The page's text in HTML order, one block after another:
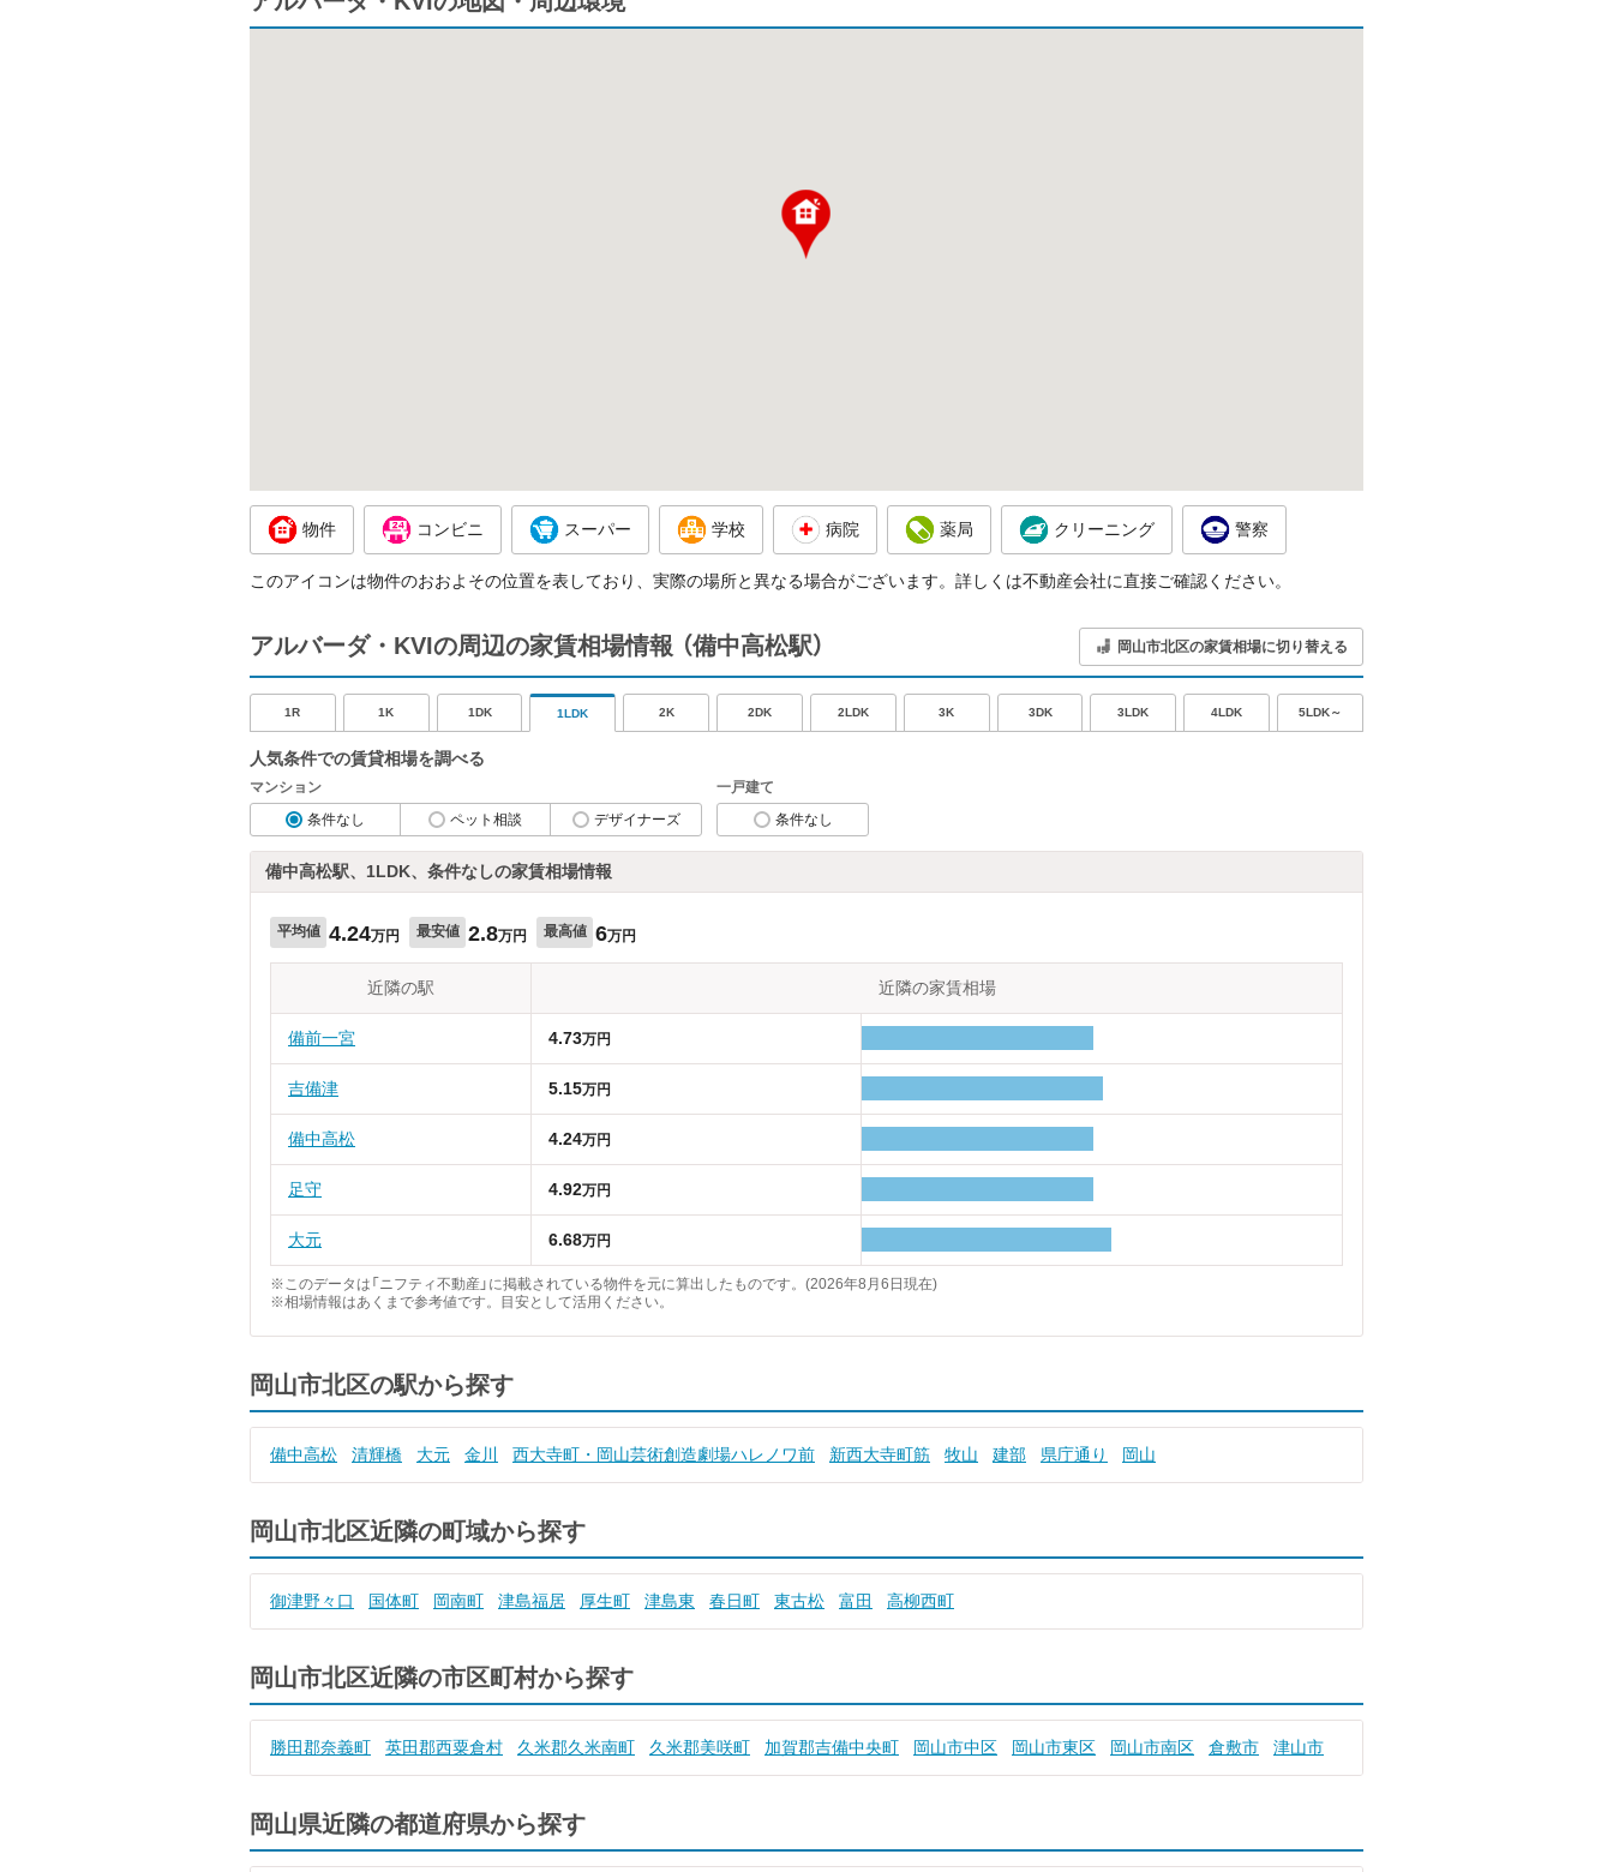
物件 コンビニ スーパー 学校 病院 薬局 クリーニング 警察
このアイコンは物件のおおよその位置を表しており、実際の場所と異なる場合がございます。詳しくは不動産会社に直接ご確認ください。
アルバーダ・KVIの周辺の家賃相場情報 （備中高松駅） 岡山市北区の家賃相場に切り替える
1R 1K 1DK 1LDK 2K 2DK 2LDK 3K 3DK 3LDK 4LDK 5LDK～
人気条件での賃貸相場を調べる
マンション
条件なし
ペット相談 デザイナーズ
一戸建て
条件なし
備中高松駅、1LDK、条件なしの家賃相場情報
平均値 4.24万円 最安値 2.8万円 最高値 6万円
近隣の駅 近隣の家賃相場
備前一宮 4.73万円
吉備津 5.15万円
備中高松 4.24万円
足守 4.92万円
大元 6.68万円
※このデータは「ニフティ不動産」に掲載されている物件を元に算出したものです。(2026年8月6日現在)
※相場情報はあくまで参考値です。目安として活用ください。
岡山市北区の駅から探す
備中高松 清輝橋 大元 金川 西大寺町・岡山芸術創造劇場ハレノワ前 新西大寺町筋 牧山 建部 県庁通り 岡山
岡山市北区近隣の町域から探す
御津野々口 国体町 岡南町 津島福居 厚生町 津島東 春日町 東古松 富田 高柳西町
岡山市北区近隣の市区町村から探す
勝田郡奈義町 英田郡西粟倉村 久米郡久米南町 久米郡美咲町 加賀郡吉備中央町 岡山市中区 岡山市東区 岡山市南区 倉敷市 津山市
岡山県近隣の都道府県から探す